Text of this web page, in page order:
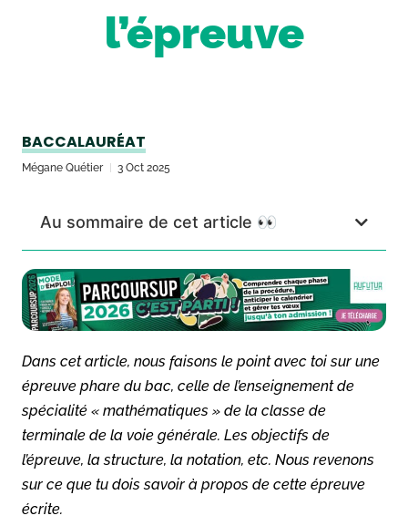
l’épreuve
BACCALAURÉAT
Mégane Quétier 3 Oct 2025
Au sommaire de cet article 👀
Dans cet article, nous faisons le point avec toi sur une
épreuve phare du bac, celle de l’enseignement de
spécialité « mathématiques » de la classe de
terminale de la voie générale. Les objectifs de
l’épreuve, la structure, la notation, etc. Nous revenons
sur ce que tu dois savoir à propos de cette épreuve
écrite.